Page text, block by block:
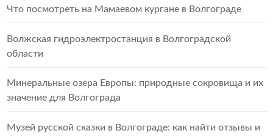
Что посмотреть на Мамаевом кургане в Волгограде
Волжская гидроэлектростанция в Волгоградской
области
Минеральные озера Европы: природные сокровища и их
значение для Волгограда
Музей русской сказки в Волгограде: как найти отзывы и